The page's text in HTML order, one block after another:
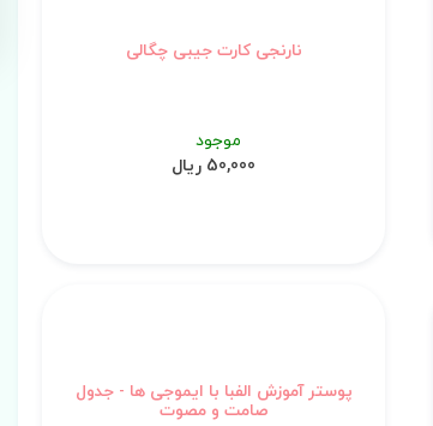
نارنجی کارت جیبی چگالی
موجود
50,000 ریال
پوستر آموزش الفبا با ایموجی ها - جدول
صامت و مصوت